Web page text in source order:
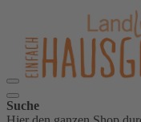
Suche